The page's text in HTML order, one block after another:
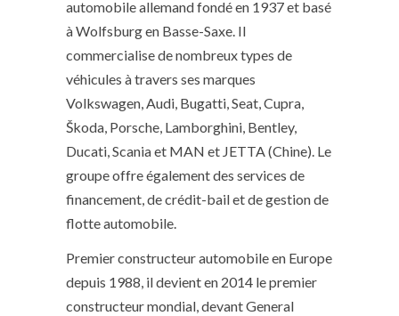
automobile allemand fondé en 1937 et basé
à Wolfsburg en Basse-Saxe. Il
commercialise de nombreux types de
véhicules à travers ses marques
Volkswagen, Audi, Bugatti, Seat, Cupra,
Škoda, Porsche, Lamborghini, Bentley,
Ducati, Scania et MAN et JETTA (Chine). Le
groupe offre également des services de
financement, de crédit-bail et de gestion de
flotte automobile.
Premier constructeur automobile en Europe
depuis 1988, il devient en 2014 le premier
constructeur mondial, devant General